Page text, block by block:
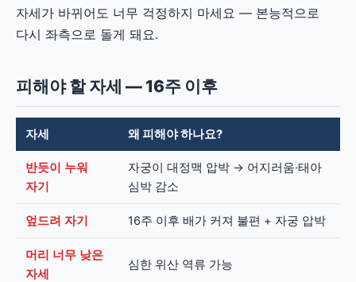
자세가 바뀌어도 너무 걱정하지 마세요 — 본능적으로
다시 좌측으로 돌게 돼요.
피해야 할 자세 — 16주 이후
자세 왜 피해야 하나요?
반듯이 누워
자기
자궁이 대정맥 압박 → 어지러움·태아
심박 감소
엎드려 자기 16주 이후 배가 커져 불편 + 자궁 압박
머리 너무 낮은
자세
심한 위산 역류 가능